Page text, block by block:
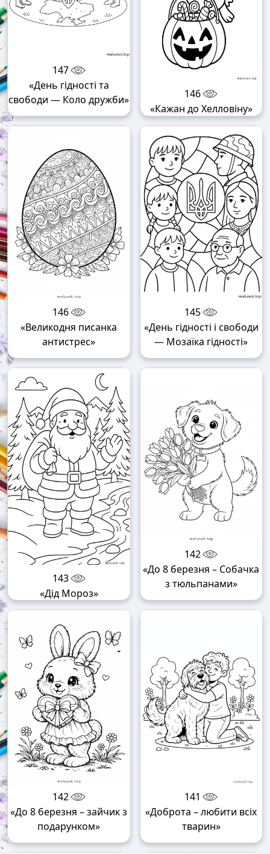
147
«День гідності та
свободи — Коло дружби»
146
«Кажан до Хелловіну»
146
«Великодня писанка
антистрес»
145
«День гідності і свободи
— Мозаїка гідності»
143
«Дід Мороз»
142
«До 8 березня – Собачка
з тюльпанами»
142
«До 8 березня – зайчик з
подарунком»
141
«Доброта – любити всіх
тварин»